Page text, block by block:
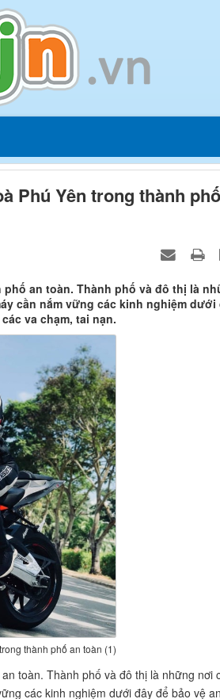
Phú Yên trong thành phố
phố an toàn. Thành phố và đô thị là
cần nắm vững các kinh nghiệm dưới
va chạm, tai nạn.
thành phố an toàn (1)
toàn. Thành phố và đô thị là những nơi
các kinh nghiệm dưới đây để bảo vệ